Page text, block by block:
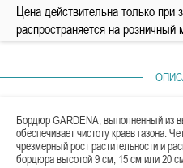
Цена действительна только при
распространяется на розничный
Бордюр GARDENA, выполненный из
обеспечивает чистоту краев газона.
чрезмерный рост растительности и
бордюра высотой 9 см, 15 см или 20